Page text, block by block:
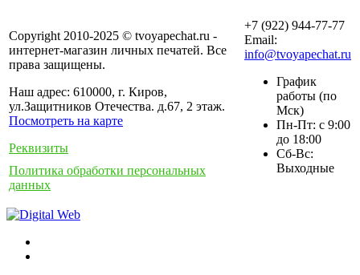
Copyright 2010-2025 © tvoyapechat.ru -
интернет-магазин личных печатей. Все
права защищены.
Наш адрес: 610000, г. Киров,
ул.Защитников Отечества. д.67, 2 этаж.
Посмотреть на карте
Реквизиты
Политика обработки персональных
данных
+7 (922) 944-77-77
Email:
info@tvoyapechat.ru
График
работы (по
Мск)
Пн-Пт: с 9:00
до 18:00
Сб-Вс:
Выходные